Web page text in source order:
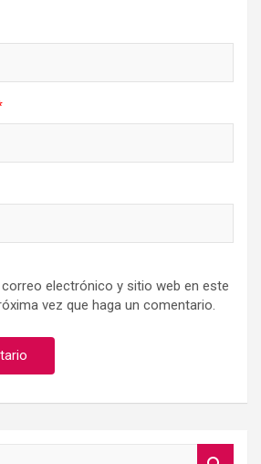
electrónico y sitio web en este
vez que haga un comentario.